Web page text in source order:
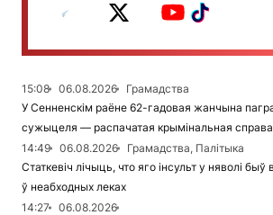
15:08 06.08.2026
Грамадства
У Сенненскім раёне 62-гадовая жанчына
сужыцеля — распачатая крымінальная справа
14:49
06.08.2026
Грамадства, Палітыка
Статкевіч лічыць, что яго інсульт у няволі
ў неабходных леках
14:27
06.08.2026